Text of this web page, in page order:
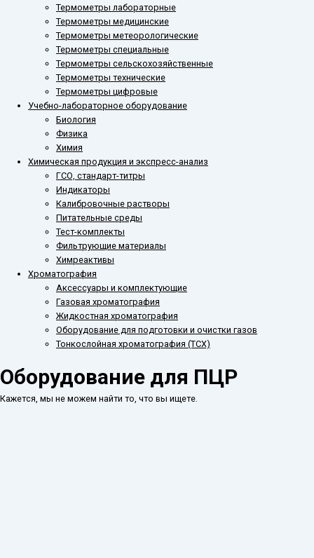
Термометры лабораторные
Термометры медицинские
Термометры метеорологические
Термометры специальные
Термометры сельскохозяйственные
Термометры технические
Термометры цифровые
Учебно-лабораторное оборудование
Биология
Физика
Химия
Химическая продукция и экспресс-анализ
ГСО, стандарт-титры
Индикаторы
Калибровочные растворы
Питательные среды
Тест-комплекты
Фильтрующие материалы
Химреактивы
Хроматография
Аксессуары и комплектующие
Газовая хроматография
Жидкостная хроматография
Оборудование для подготовки и очистки газов
Тонкослойная хроматография (ТСХ)
Оборудование для ПЦР
Кажется, мы не можем найти то, что вы ищете.